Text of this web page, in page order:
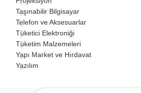
Taşınabilir Bilgisayar
Telefon ve Aksesuarlar
Tüketici Elektroniği
Tüketim Malzemeleri
Yapı Market ve Hırdavat
Yazılım